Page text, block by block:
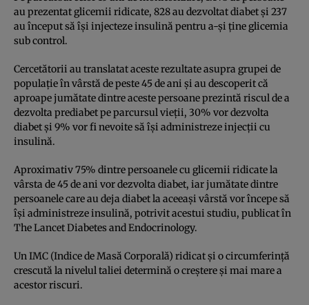
au prezentat glicemii ridicate, 828 au dezvoltat diabet şi 237
au început să îşi injecteze insulină pentru a-şi ţine glicemia
sub control.
Cercetătorii au translatat aceste rezultate asupra grupei de
populaţie în vârstă de peste 45 de ani şi au descoperit că
aproape jumătate dintre aceste persoane prezintă riscul de a
dezvolta prediabet pe parcursul vieţii, 30% vor dezvolta
diabet şi 9% vor fi nevoite să îşi administreze injecţii cu
insulină.
Aproximativ 75% dintre persoanele cu glicemii ridicate la
vârsta de 45 de ani vor dezvolta diabet, iar jumătate dintre
persoanele care au deja diabet la aceeaşi vârstă vor începe să
îşi administreze insulină, potrivit acestui studiu, publicat în
The Lancet Diabetes and Endocrinology.
Un IMC (Indice de Masă Corporală) ridicat şi o circumferinţă
crescută la nivelul taliei determină o creştere şi mai mare a
acestor riscuri.